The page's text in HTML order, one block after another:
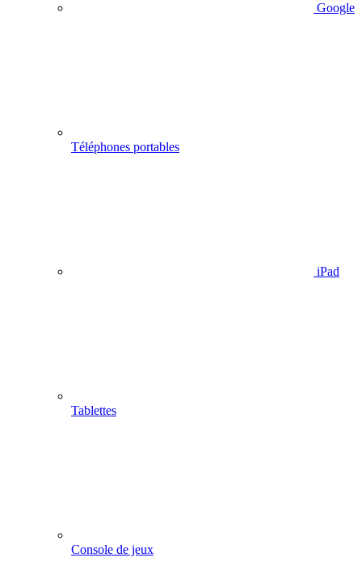
Google
Téléphones portables
iPad
Tablettes
Console de jeux